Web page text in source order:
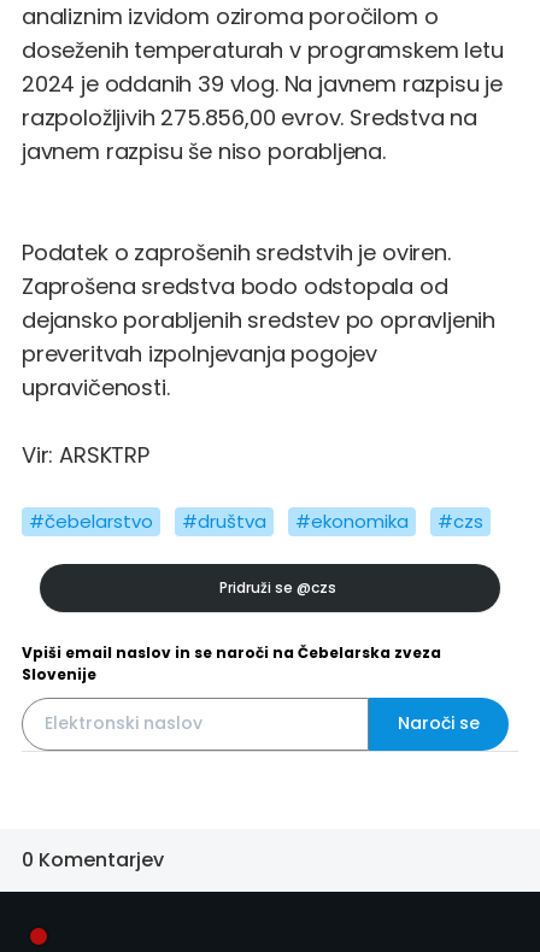
analiznim izvidom oziroma poročilom o
doseženih temperaturah v programskem letu
2024 je oddanih 39 vlog. Na javnem razpisu je
razpoložljivih 275.856,00 evrov. Sredstva na
javnem razpisu še niso porabljena.
Podatek o zaprošenih sredstvih je oviren.
Zaprošena sredstva bodo odstopala od
dejansko porabljenih sredstev po opravljenih
preveritvah izpolnjevanja pogojev
upravičenosti.
Vir: ARSKTRP
#čebelarstvo #društva #ekonomika #czs
Pridruži se @czs
Vpiši email naslov in se naroči na Čebelarska zveza
Slovenije
Naroči se
0 Komentarjev